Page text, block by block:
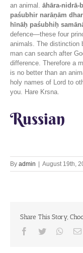
an animal. āhāra-nidrā-
paśubhir narāṇām
hīnāḥ paśubhiḥ
defence—these four
animals. The distinction
man can search after
difference. Therefore a
is no better than an
holy names of Lord to
you. Hare Krsna.
Russian
By admin | August 19th,
Share This Story,
Facebook
Twitter